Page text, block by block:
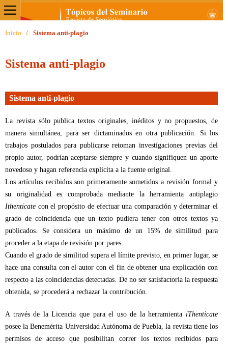
Inicio / Sistema anti-plagio
Sistema anti-plagio
Sistema anti-plagio
La revista sólo publica textos originales, inéditos y no propuestos, de
manera simultánea, para ser dictaminados en otra publicación. Si los
trabajos postulados para publicarse retoman investigaciones previas del
propio autor, podrían aceptarse siempre y cuando signifiquen un aporte
novedoso y hagan referencia explícita a la fuente original.
Los artículos recibidos son primeramente sometidos a revisión formal y
su originalidad es comprobada mediante la herramienta antiplagio
Ithenticatecon el propósito de efectuar una comparación y determinar el
grado de coincidencia que un texto pudiera tener con otros textos ya
publicados. Se considera un máximo de un 15% de similitud para
proceder a la etapa de revisión por pares.
Cuando el grado de similitud supera el límite previsto, en primer lugar, se
hace una consulta con el autor con el fin de obtener una explicación con
respecto a las coincidencias detectadas. De no ser satisfactoria la respuesta
obtenida, se procederá a rechazar la contribución.
A través de la Licencia que para el uso de la herramientaiThenticate
posee la Benemérita Universidad Autónoma de Puebla, la revista tiene los
permisos de acceso que posibilitan correr los textos recibidos para